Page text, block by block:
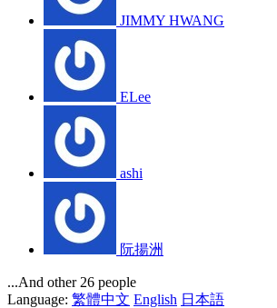
JIMMY HWANG
ELee
ashi
阮揚洲
...And other 26 people
Language: 繁體中文 English 日本語